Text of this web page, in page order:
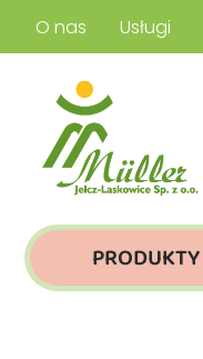
O nas Usługi
PRODUKTY